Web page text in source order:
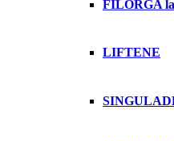
FILORGA
LIFTENE